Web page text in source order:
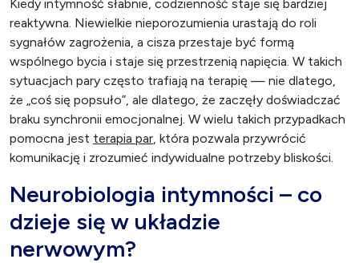
Kiedy intymność słabnie, codzienność staje się bardziej
reaktywna. Niewielkie nieporozumienia urastają do roli
sygnałów zagrożenia, a cisza przestaje być formą
wspólnego bycia i staje się przestrzenią napięcia. W takich
sytuacjach pary często trafiają na terapię — nie dlatego,
że „coś się popsuło”, ale dlatego, że zaczęły doświadczać
braku synchronii emocjonalnej. W wielu takich przypadkach
pomocna jest terapia par , która pozwala przywrócić
komunikację i zrozumieć indywidualne potrzeby bliskości.
Neurobiologia intymności – co
dzieje się w układzie
nerwowym?